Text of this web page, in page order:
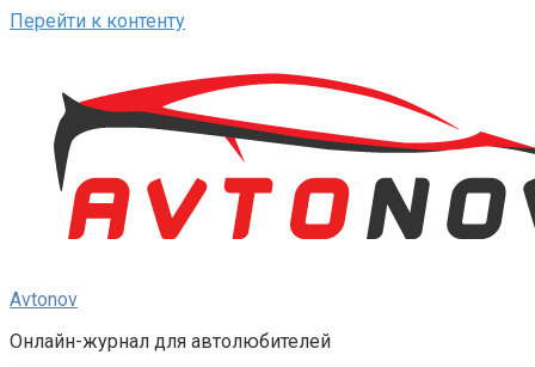
Перейти к контенту
Avtonov
Онлайн-журнал для автолюбителей